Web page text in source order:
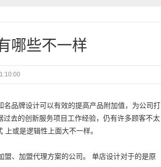
哪些不一样
品牌设计可以有效的提高产品附加值，为公司打
去的创新服务项目工作经验，仍有许多顾客不太
或是逻辑性上面大不一样。
、加盟代理方案的公司。 单店设计对于的是原